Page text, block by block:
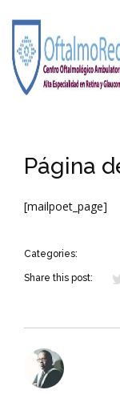
Página
[mailpoet_page]
Categories:
Share this post: